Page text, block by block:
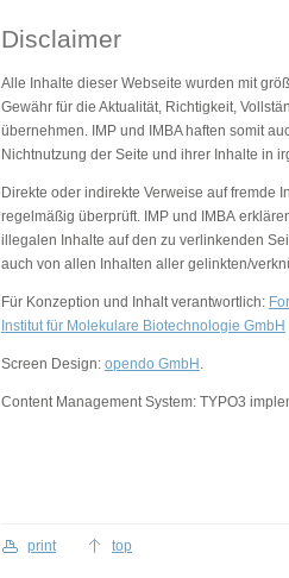
Disclaimer
Alle Inhalte dieser Webseite wurden mit
Gewähr für die Aktualität, Richtigkeit,
übernehmen. IMP und IMBA haften somit
Nichtnutzung der Seite und ihrer Inhalte in
Direkte oder indirekte Verweise auf fremde
regelmäßig überprüft. IMP und IMBA
illegalen Inhalte auf den zu verlinkenden
auch von allen Inhalten aller gelinkten/
Für Konzeption und Inhalt verantwortlich:
Institut für Molekulare Biotechnologie GmbH
Screen Design: opendo GmbH .
Content Management System: TYPO3
print top